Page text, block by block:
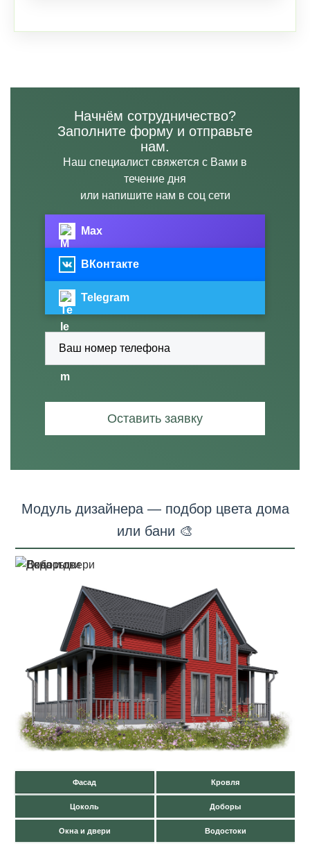
Начнём сотрудничество?
Заполните форму и отправьте
нам.
Наш специалист свяжется с Вами в
течение дня
или напишите нам в соц сети
Max
ВКонтакте
Telegram
Оставить заявку
Модуль дизайнера — подбор цвета дома
или бани 🎨
Фасад Кровля
Цоколь Доборы
Окна и двери Водостоки